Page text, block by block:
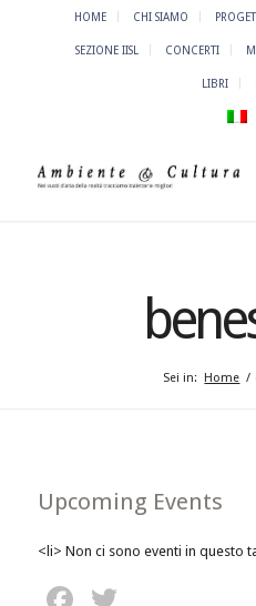
HOME CHI SIAMO
SEZIONE IISL CONCERTI
LIBRI
Sei in: Home /
Upcoming Events
<li> Non ci sono eventi in questo